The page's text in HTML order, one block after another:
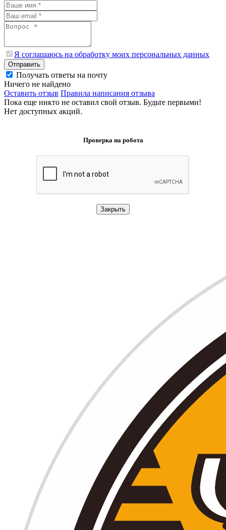
Я соглашаюсь на обработку моих персональных данных
Отправить
Получать ответы на почту
Ничего не найдено
Оставить отзыв Правила написания отзыва
Пока еще никто не оставил свой отзыв. Будьте первыми!
Нет доступных акций.
Проверка на робота
Закрыть